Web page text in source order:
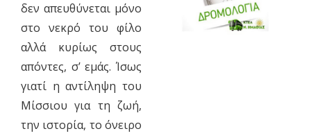
δεν απευθύνεται μόνο
στο νεκρό του φίλο
αλλά κυρίως στους
απόντες, σ’ εμάς. Ίσως
γιατί η αντίληψη του
Μίσσιου για τη ζωή,
την ιστορία, το όνειρο